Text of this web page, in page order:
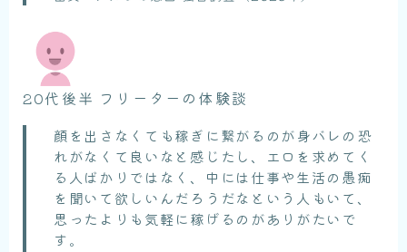
20代後半 フリーターの体験談
顔を出さなくても稼ぎに繋がるのが身バレの恐
れがなくて良いなと感じたし、エロを求めてく
る人ばかりではなく、中には仕事や生活の愚痴
を聞いて欲しいんだろうだなという人もいて、
思ったよりも気軽に稼げるのがありがたいで
す。